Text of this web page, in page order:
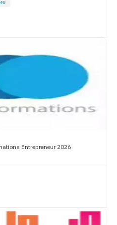
Entrepreneur 2026